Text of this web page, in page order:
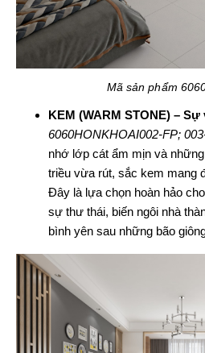
Mã sản phẩm
KEM (WARM STONE) –
6060HONKHOAI002-FP;
nhớ lớp cát ẩm mịn và
triều vừa rút, sắc kem mang
Đây là lựa chọn hoàn hảo
sự thư thái, biến ngôi nhà
bình yên sau những bão